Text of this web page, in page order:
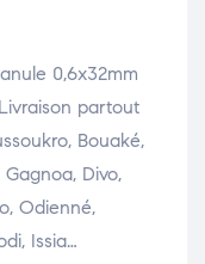
0,6x32mm
partout
Bouaké,
Divo,
Odienné,
Issia…